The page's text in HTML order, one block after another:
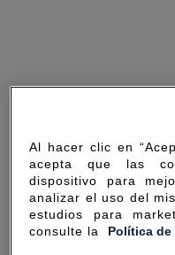
Al hacer clic en
acepta que las
dispositivo para
analizar el uso del
estudios para
consulte la Política